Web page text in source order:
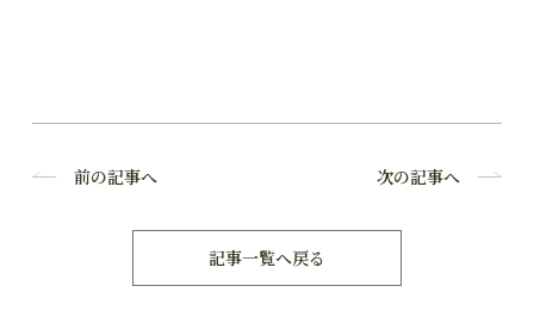
前の記事へ 次の記事へ
記事一覧へ戻る